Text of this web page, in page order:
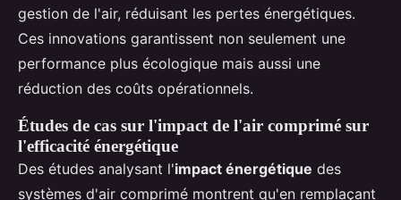
gestion de l'air, réduisant les pertes énergétiques.
Ces innovations garantissent non seulement une
performance plus écologique mais aussi une
réduction des coûts opérationnels.
Études de cas sur l'impact de l'air comprimé sur
l'efficacité énergétique
Des études analysant l'impact énergétique des
systèmes d'air comprimé montrent qu'en remplaçant